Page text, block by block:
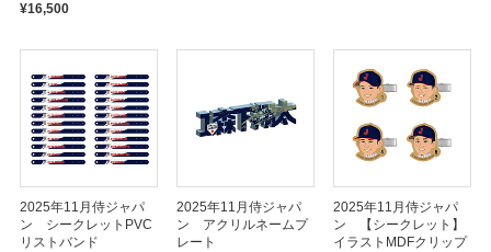
¥16,500
2025年11月侍ジャパ
ン シークレットPVC
リストバンド
2025年11月侍ジャパ
ン アクリルネームプ
レート
2025年11月侍ジャパ
ン 【シークレット】
イラストMDFクリップ